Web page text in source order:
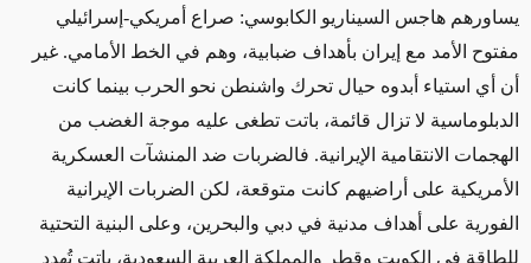
يساورهم هاجس السيناريو الكابوسي: صراع أمريكي-إسرائيلي
مفتوح الأمد مع إيران بأهداف ضبابية، وهم في الخط الأمامي. غير
أن أي استياء أبدوه حيال تحرك واشنطن نحو الحرب بينما كانت
الدبلوماسية لا تزال قائمة، باتت تطغى عليه موجة الغضب من
الهجمات الانتقامية الإيرانية. فالضربات ضد المنشآت العسكرية
الأمريكية على أراضيهم كانت متوقعة، لكن الضربات الإيرانية
الفورية على أهداف مدنية في دبي والبحرين، وعلى البنية التحتية
للطاقة في الكويت وقطر والمملكة العربية السعودية، باتت تُهدد